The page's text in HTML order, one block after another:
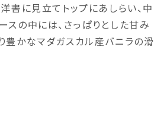
書に見立てトップにあしらい、中
の中には、さっぱりとした甘み
豊かなマダガスカル産バニラの滑